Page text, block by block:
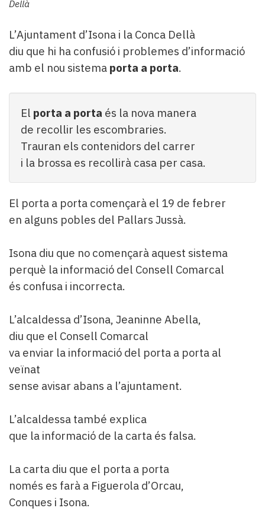
Dellà
L’Ajuntament d’Isona i la Conca Dellà
diu que hi ha confusió i problemes d’informació
amb el nou sistema porta a porta.
El porta a porta és la nova manera
de recollir les escombraries.
Trauran els contenidors del carrer
i la brossa es recollirà casa per casa.
El porta a porta començarà el 19 de febrer
en alguns pobles del Pallars Jussà.
Isona diu que no començarà aquest sistema
perquè la informació del Consell Comarcal
és confusa i incorrecta.
L’alcaldessa d’Isona, Jeaninne Abella,
diu que el Consell Comarcal
va enviar la informació del porta a porta al
veïnat
sense avisar abans a l’ajuntament.
L’alcaldessa també explica
que la informació de la carta és falsa.
La carta diu que el porta a porta
només es farà a Figuerola d’Orcau,
Conques i Isona.